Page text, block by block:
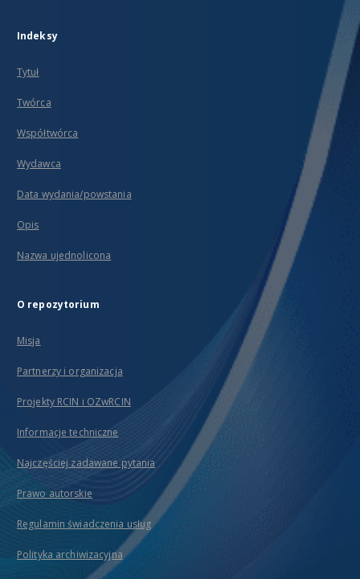
Indeksy
Tytuł
Twórca
Współtwórca
Wydawca
Data wydania/powstania
Opis
Nazwa ujednolicona
O repozytorium
Misja
Partnerzy i organizacja
Projekty RCIN i OZwRCIN
Informacje techniczne
Najczęściej zadawane pytania
Prawo autorskie
Regulamin świadczenia usług
Polityka archiwizacyjna